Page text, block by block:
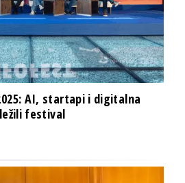
AI, startapi i digitalna
festival